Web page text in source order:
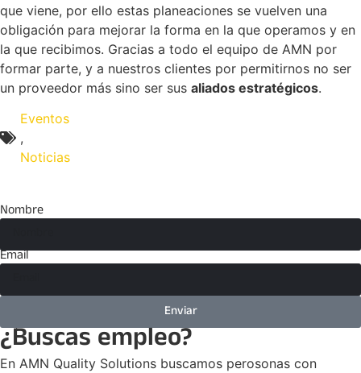
que viene, por ello estas planeaciones se vuelven una
obligación para mejorar la forma en la que operamos y en
la que recibimos. Gracias a todo el equipo de AMN por
formar parte, y a nuestros clientes por permitirnos no ser
un proveedor más sino ser sus aliados estratégicos.
Eventos
,
Noticias
Nombre
Email
Enviar
¿Buscas empleo?
En AMN Quality Solutions buscamos perosonas con